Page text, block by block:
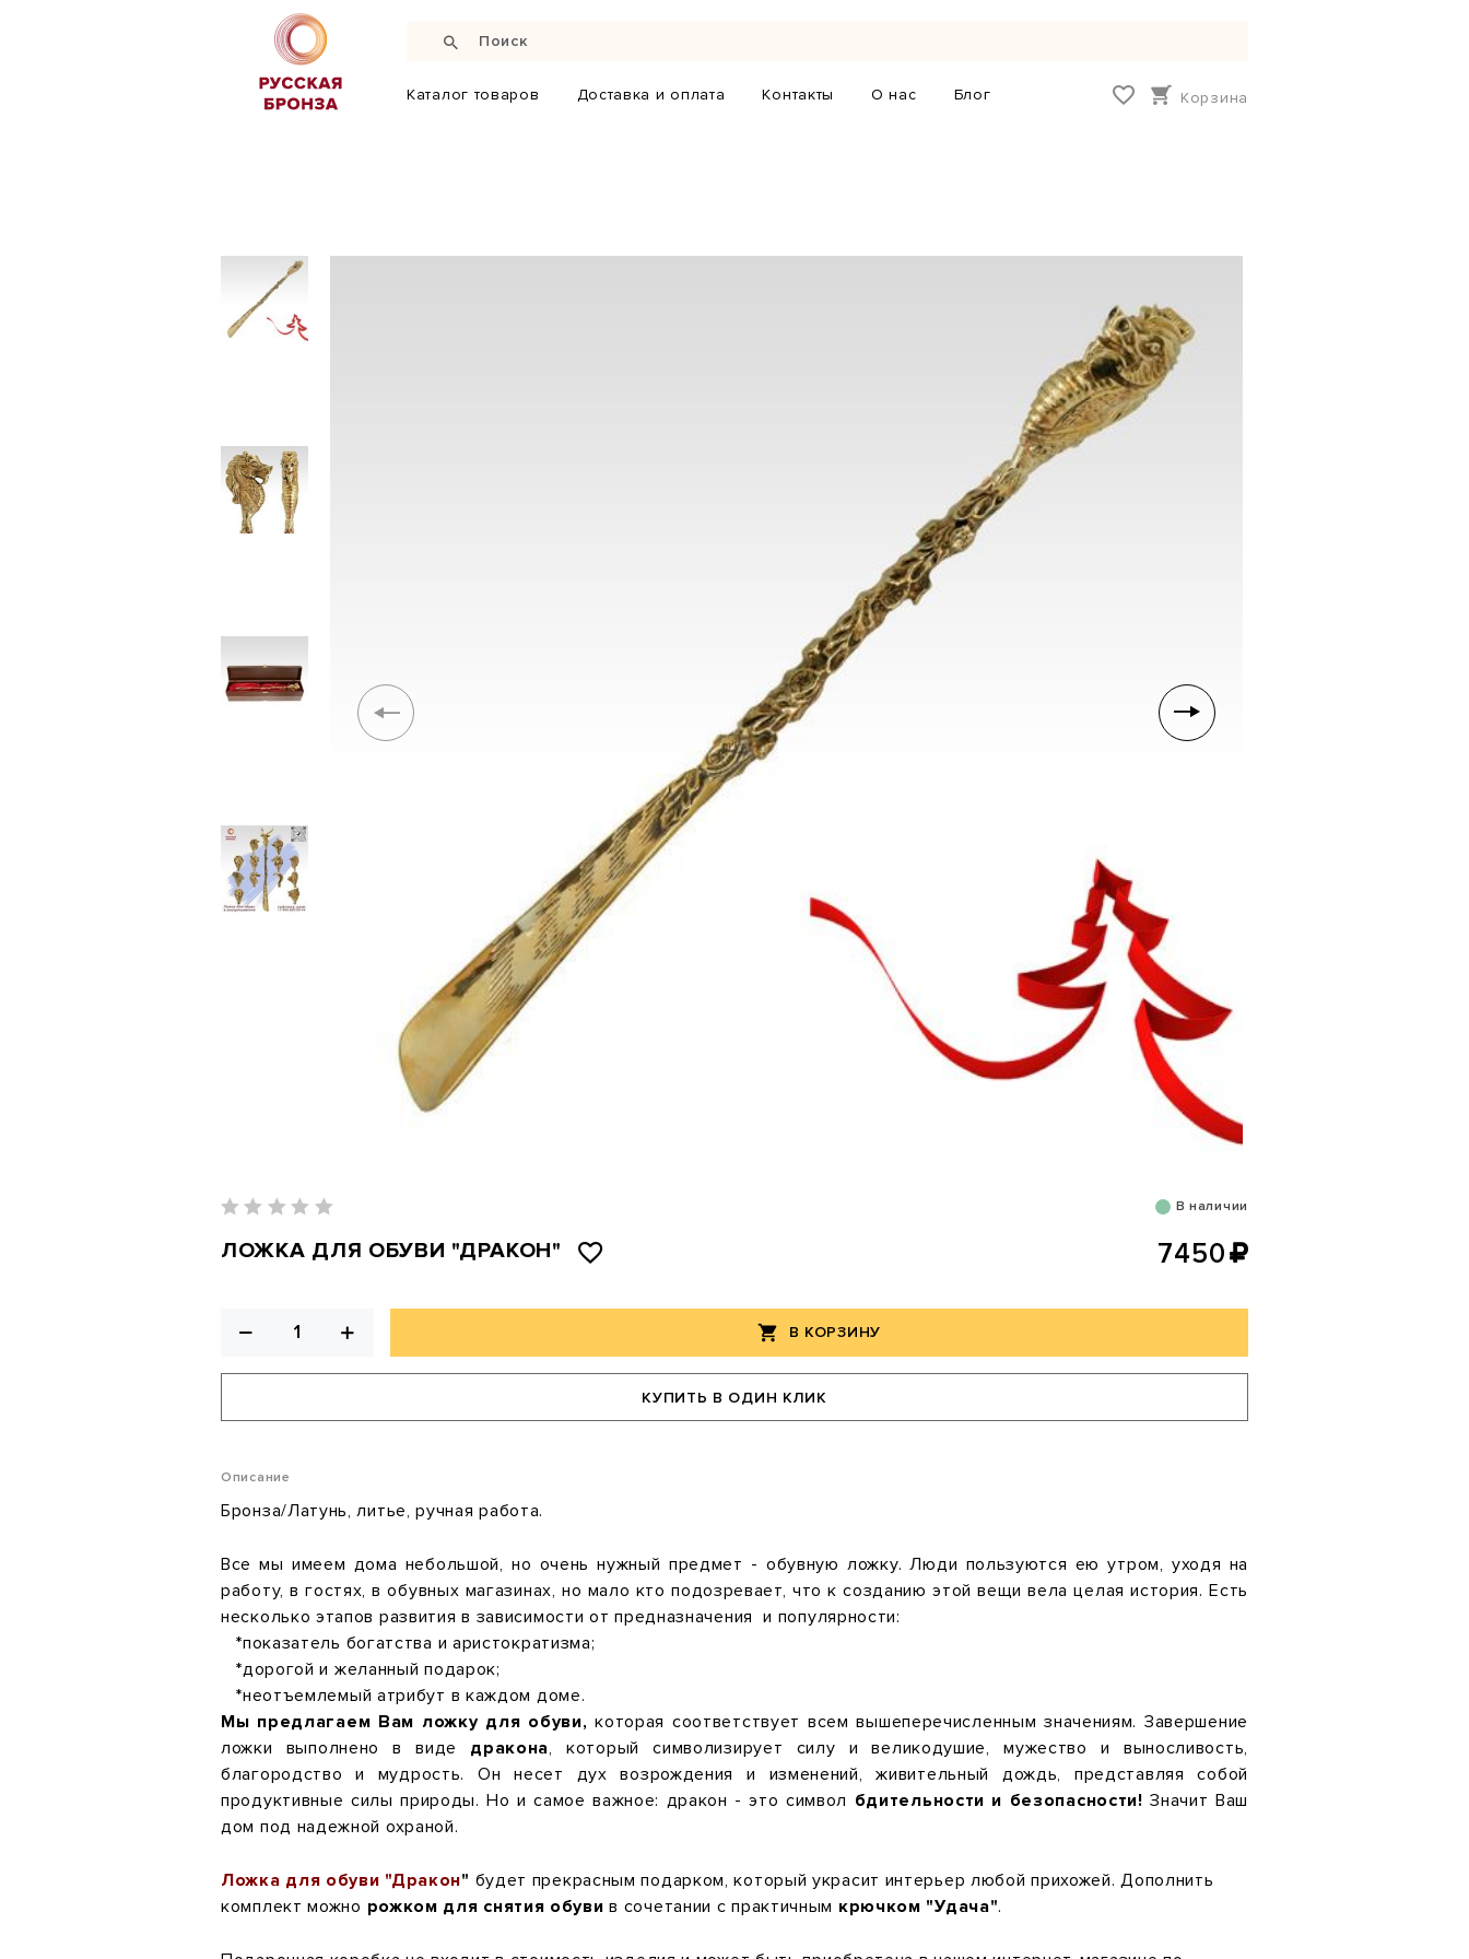
Каталог товаров Доставка и оплата Контакты О нас Блог Корзина
В наличии
ЛОЖКА ДЛЯ ОБУВИ "ДРАКОН" 7450
В КОРЗИНУ
КУПИТЬ В ОДИН КЛИК
Описание
Бронза/Латунь, литье, ручная работа.
Все мы имеем дома небольшой, но очень нужный предмет - обувную ложку. Люди пользуются ею утром, уходя на
работу, в гостях, в обувных магазинах, но мало кто подозревает, что к созданию этой вещи вела целая история. Есть
несколько этапов развития в зависимости от предназначения и популярности:
*показатель богатства и аристократизма;
*дорогой и желанный подарок;
*неотъемлемый атрибут в каждом доме.
Мы предлагаем Вам ложку для обуви, которая соответствует всем вышеперечисленным значениям. Завершение
ложки выполнено в виде дракона, который символизирует силу и великодушие, мужество и выносливость,
благородство и мудрость. Он несет дух возрождения и изменений, живительный дождь, представляя собой
продуктивные силы природы. Но и самое важное: дракон - это символ бдительности и безопасности!Значит Ваш
дом под надежной охраной.
Ложка для обуви "Дракон" будет прекрасным подарком, который украсит интерьер любой прихожей. Дополнить
комплект можно рожком для снятия обувив сочетании с практичным крючком "Удача".